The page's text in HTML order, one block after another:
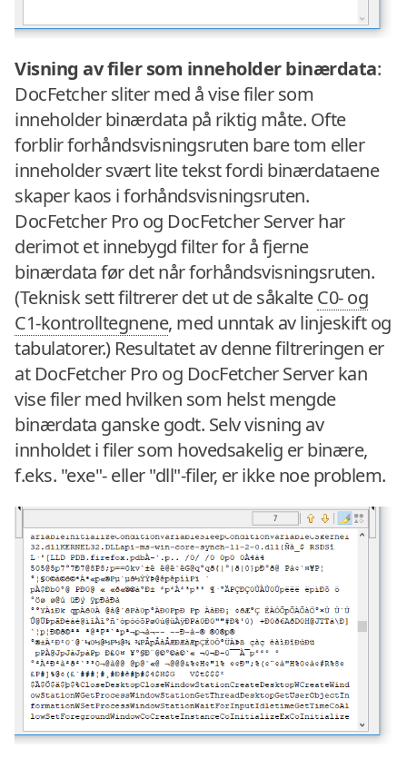
Visning av filer som inneholder binærdata:
DocFetcher sliter med å vise filer som
inneholder binærdata på riktig måte. Ofte
forblir forhåndsvisningsruten bare tom eller
inneholder svært lite tekst fordi binærdataene
skaper kaos i forhåndsvisningsruten.
DocFetcher Pro og DocFetcher Server har
derimot et innebygd filter for å fjerne
binærdata før det når forhåndsvisningsruten.
(Teknisk sett filtrerer det ut de såkalteC0- og
C1-kontrolltegnene, med unntak av linjeskift og
tabulatorer.) Resultatet av denne filtreringen er
at DocFetcher Pro og DocFetcher Server kan
vise filer med hvilken som helst mengde
binærdata ganske godt. Selv visning av
innholdet i filer som hovedsakelig er binære,
f.eks. "exe"- eller "dll"-filer, er ikke noe problem.